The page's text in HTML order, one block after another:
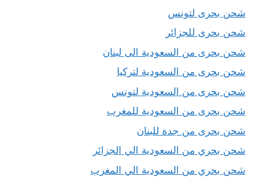
شحن بحرى لتونس
شحن بحرى للجزائر
شحن بحرى من السعودية الى لبنان
شحن بحرى من السعودية لتركيا
شحن بحرى من السعودية لتونس
شحن بحرى من السعودية للمغرب
شحن بحرى من جدة للبنان
شحن بحري من السعودية الي الجزائر
شحن بحري من السعودية الي المغرب